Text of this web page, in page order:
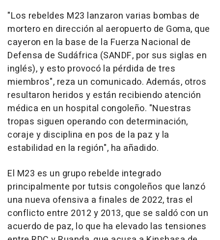
"Los rebeldes M23 lanzaron varias bombas de
mortero en dirección al aeropuerto de Goma, que
cayeron en la base de la Fuerza Nacional de
Defensa de Sudáfrica (SANDF, por sus siglas en
inglés), y esto provocó la pérdida de tres
miembros", reza un comunicado. Además, otros
resultaron heridos y están recibiendo atención
médica en un hospital congoleño. "Nuestras
tropas siguen operando con determinación,
coraje y disciplina en pos de la paz y la
estabilidad en la región", ha añadido.
El M23 es un grupo rebelde integrado
principalmente por tutsis congoleños que lanzó
una nueva ofensiva a finales de 2022, tras el
conflicto entre 2012 y 2013, que se saldó con un
acuerdo de paz, lo que ha elevado las tensiones